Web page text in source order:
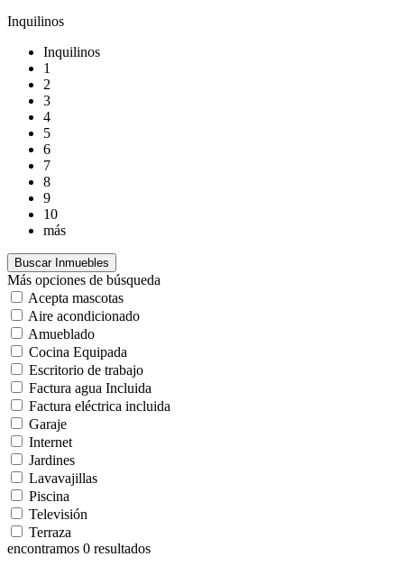
Inquilinos
Inquilinos
1
2
3
4
5
6
7
8
9
10
más
Más opciones de búsqueda
Acepta mascotas
Aire acondicionado
Amueblado
Cocina Equipada
Escritorio de trabajo
Factura agua Incluida
Factura eléctrica incluida
Garaje
Internet
Jardines
Lavavajillas
Piscina
Televisión
Terraza
encontramos 0 resultados